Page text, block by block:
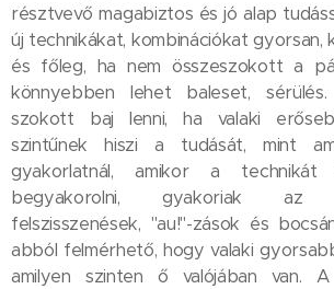
résztvevő magabiztos és jó alap
új technikákat, kombinációkat gyorsan,
és főleg, ha nem összeszokott a
könnyebben lehet baleset,
szokott baj lenni, ha valaki
szintűnek hiszi a tudását, mint
gyakorlatnál, amikor a technikát
begyakorolni, gyakoriak az
felszisszenések, "au!"-zások és
abból felmérhető, hogy valaki
amilyen szinten ő valójában van. A